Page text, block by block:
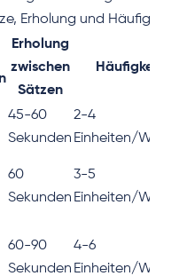
Erholung und
Erholung
zwischen
Sätzen
Häufigkeit
45-60
Sekunden
2-4
Einheiten/
60
Sekunden
3-5
Einheiten/
60-90
Sekunden
4-6
Einheiten/